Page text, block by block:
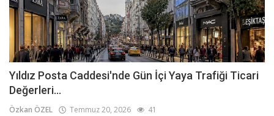
Yıldız Posta Caddesi'nde Gün İçi Yaya Trafiği Ticari
Değerleri...
Özkan ÖZEL Temmuz 20, 2026 41